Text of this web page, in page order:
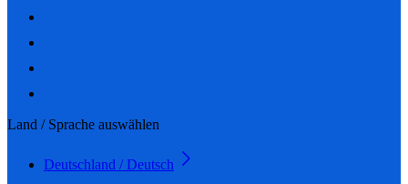
Land / Sprache auswählen
Deutschland / Deutsch